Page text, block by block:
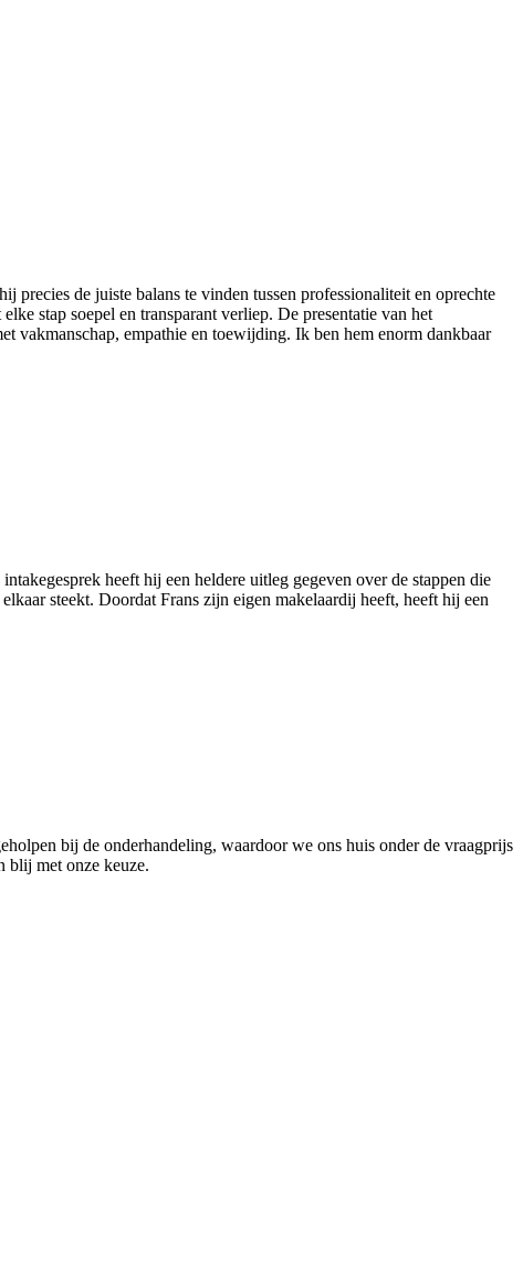
de juiste balans te vinden tussen professionaliteit en oprechte
stap soepel en transparant verliep. De presentatie van het
vakmanschap, empathie en toewijding. Ik ben hem enorm dankbaar
heeft hij een heldere uitleg gegeven over de stappen die
steekt. Doordat Frans zijn eigen makelaardij heeft, heeft hij een
bij de onderhandeling, waardoor we ons huis onder de vraagprijs
blij met onze keuze.